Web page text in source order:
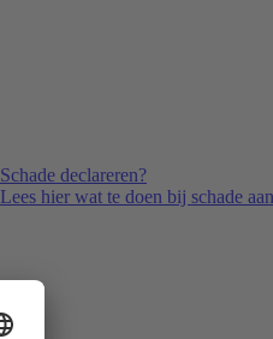
Schade declareren?
Lees hier wat te doen bij schade